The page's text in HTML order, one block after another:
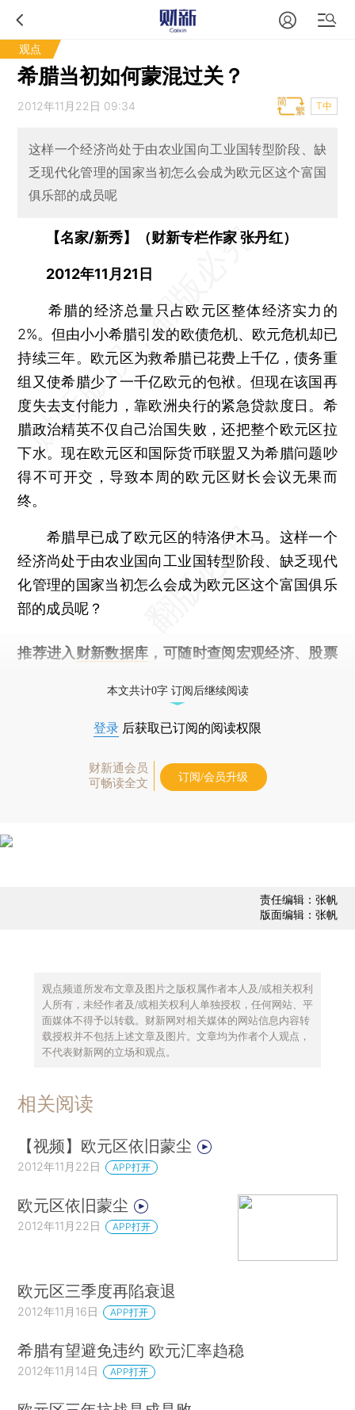
观点
希腊当初如何蒙混过关？
2012年11月22日 09:34 T中
这样一个经济尚处于由农业国向工业国转型阶段、缺
乏现代化管理的国家当初怎么会成为欧元区这个富国
俱乐部的成员呢
【名家/新秀】（财新专栏作家 张丹红）
2012年11月21日
希腊的经济总量只占欧元区整体经济实力的
2%。但由小小希腊引发的欧债危机、欧元危机却已
持续三年。欧元区为救希腊已花费上千亿，债务重
组又使希腊少了一千亿欧元的包袱。但现在该国再
度失去支付能力，靠欧洲央行的紧急贷款度日。希
腊政治精英不仅自己治国失败，还把整个欧元区拉
下水。现在欧元区和国际货币联盟又为希腊问题吵
得不可开交，导致本周的欧元区财长会议无果而
终。
希腊早已成了欧元区的特洛伊木马。这样一个
经济尚处于由农业国向工业国转型阶段、缺乏现代
化管理的国家当初怎么会成为欧元区这个富国俱乐
部的成员呢？
推荐进入 财新数据库 ，可随时查阅宏观经济、股票
本文共计0字 订阅后继续阅读
登录 后获取已订阅的阅读权限
财新通会员
可畅读全文
订阅/会员升级
责任编辑：张帆
版面编辑：张帆
观点频道所发布文章及图片之版权属作者本人及/或相关权利
人所有，未经作者及/或相关权利人单独授权，任何网站、平
面媒体不得予以转载。财新网对相关媒体的网站信息内容转
载授权并不包括上述文章及图片。文章均为作者个人观点，
不代表财新网的立场和观点。
相关阅读
【视频】欧元区依旧蒙尘
2012年11月22日 APP打开
欧元区依旧蒙尘
2012年11月22日 APP打开
欧元区三季度再陷衰退
2012年11月16日 APP打开
希腊有望避免违约 欧元汇率趋稳
2012年11月14日 APP打开